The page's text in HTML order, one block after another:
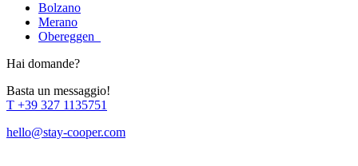
Bolzano
Merano
Obereggen
Hai domande?
Basta un messaggio!
T +39 327 1135751
hello@stay-cooper.com